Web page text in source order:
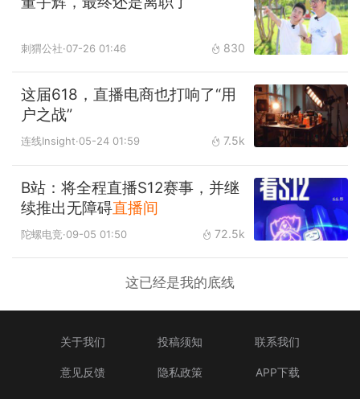
刺猬公社·07-26 01:46 830
这届618，直播电商也打响了“用
户之战”
连线Insight·05-24 01:59 7.5k
B站：将全程直播S12赛事，并继
续推出无障碍直播间
陀螺电竞·09-05 01:50 72.5k
这已经是我的底线
关于我们 投稿须知 联系我们
意见反馈 隐私政策 APP下载